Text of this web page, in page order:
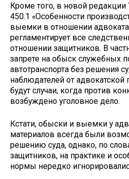
Кроме того, в новой редакции
450.1 «Особенности
выемки в отношении
регламентирует все
отношении защитников. В
запрете на обыск служебных
автотранспорта без решения
наблюдателей от
будут случаи, когда против
возбуждено уголовное дело.
Кстати, обыски и выемки у
материалов всегда были
решению суда, однако, по
защитников, на практике и
нормы нередко